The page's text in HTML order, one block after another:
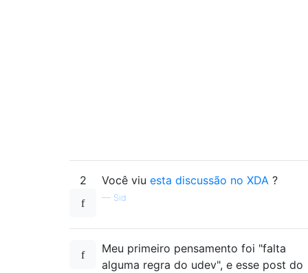
2 Você viu esta discussão no XDA ?
— Sid
Meu primeiro pensamento foi "falta
alguma regra do udev", e esse post do